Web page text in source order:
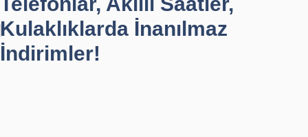
Kulaklıklarda İnanılmaz
İndirimler!